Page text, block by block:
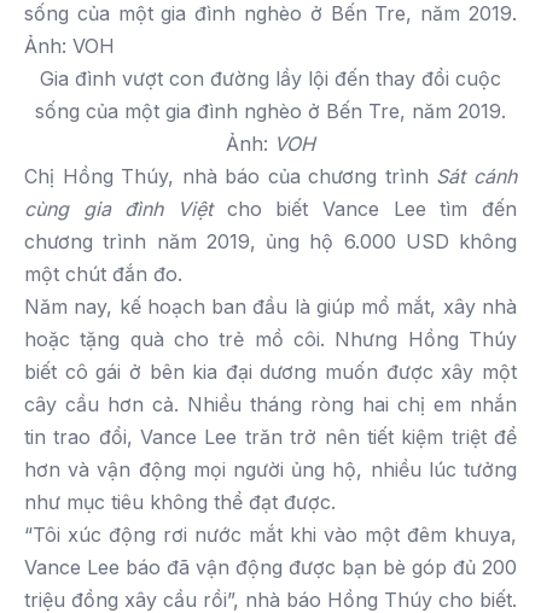
Gia đình vượt con đường lầy lội đến thay đổi cuộc
sống của một gia đình nghèo ở Bến Tre, năm 2019.
Ảnh: VOH
Chị Hồng Thúy, nhà báo của chương trình Sát cánh
cùng gia đình Việtcho biết Vance Lee tìm đến
chương trình năm 2019, ủng hộ 6.000 USD không
một chút đắn đo.
Năm nay, kế hoạch ban đầu là giúp mổ mắt, xây nhà
hoặc tặng quà cho trẻ mồ côi. Nhưng Hồng Thúy
biết cô gái ở bên kia đại dương muốn được xây một
cây cầu hơn cả. Nhiều tháng ròng hai chị em nhắn
tin trao đổi, Vance Lee trăn trở nên tiết kiệm triệt để
hơn và vận động mọi người ủng hộ, nhiều lúc tưởng
như mục tiêu không thể đạt được.
“Tôi xúc động rơi nước mắt khi vào một đêm khuya,
Vance Lee báo đã vận động được bạn bè góp đủ 200
triệu đồng xây cầu rồi”, nhà báo Hồng Thúy cho biết.